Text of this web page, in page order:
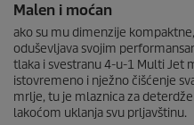
n
s
Malen i moćan
ako su mu dimenzije
oduševljava svojim
tlaka i svestranu 4-u-1 Multi Jet
istovremeno i nježno čišćenje
mrlje, tu je mlaznica za
lakoćom uklanja svu prljavštinu.